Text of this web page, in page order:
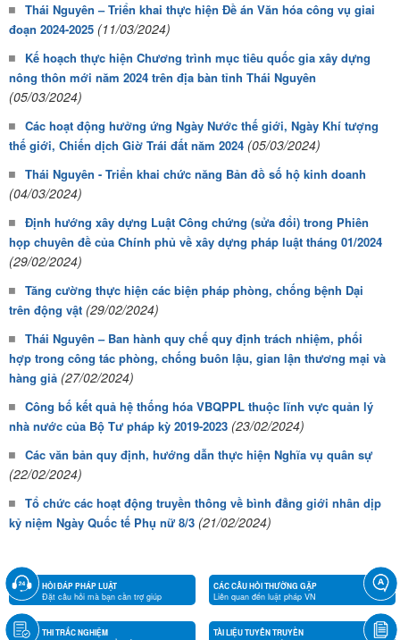
Thái Nguyên – Triển khai thực hiện Đề án Văn hóa công vụ giai
đoạn 2024-2025 (11/03/2024)
Kế hoạch thực hiện Chương trình mục tiêu quốc gia xây dựng
nông thôn mới năm 2024 trên địa bàn tỉnh Thái Nguyên
(05/03/2024)
Các hoạt động hưởng ứng Ngày Nước thế giới, Ngày Khí tượng
thế giới, Chiến dịch Giờ Trái đất năm 2024 (05/03/2024)
Thái Nguyên - Triển khai chức năng Bản đồ số hộ kinh doanh
(04/03/2024)
Định hướng xây dựng Luật Công chứng (sửa đổi) trong Phiên
họp chuyên đề của Chính phủ về xây dựng pháp luật tháng 01/2024
(29/02/2024)
Tăng cường thực hiện các biện pháp phòng, chống bệnh Dại
trên động vật (29/02/2024)
Thái Nguyên – Ban hành quy chế quy định trách nhiệm, phối
hợp trong công tác phòng, chống buôn lậu, gian lận thương mại và
hàng giả (27/02/2024)
Công bố kết quả hệ thống hóa VBQPPL thuộc lĩnh vực quản lý
nhà nước của Bộ Tư pháp kỳ 2019-2023 (23/02/2024)
Các văn bản quy định, hướng dẫn thực hiện Nghĩa vụ quân sự
(22/02/2024)
Tổ chức các hoạt động truyền thông về bình đẳng giới nhân dịp
kỷ niệm Ngày Quốc tế Phụ nữ 8/3 (21/02/2024)
HỎI ĐÁP PHÁP LUẬT
Đặt câu hỏi mà bạn cần trợ giúp
CÁC CÂU HỎI THƯỜNG GẶP
Liên quan đến luật pháp VN
THI TRẮC NGHIỆM TÀI LIỆU TUYÊN TRUYỀN